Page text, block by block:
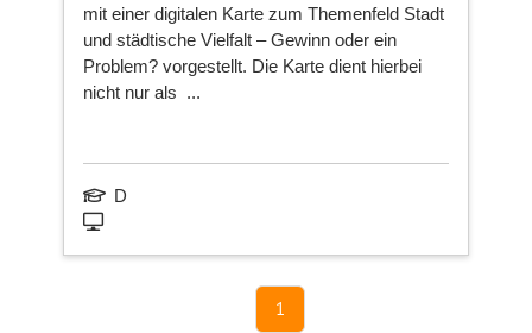
mit einer digitalen Karte zum Themenfeld Stadt
und städtische Vielfalt – Gewinn oder ein
Problem? vorgestellt. Die Karte dient hierbei
nicht nur als ...
D
1